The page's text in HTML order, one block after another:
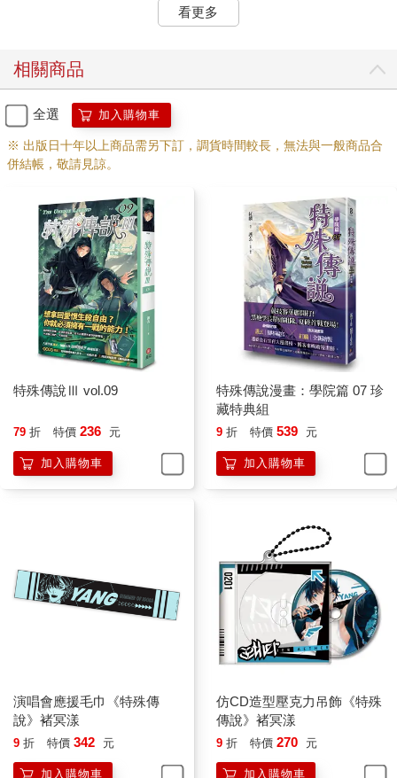
兩次機會中儘可能地將威脅拔除。」說得好像自己不是邪惡勢力
有一天會成為他們最懼怕的存在，甚至是毀滅者。」
「還很久呢……」走在前面的學長咕噥了句。
「是啊，也要你活得到那時候才行。」
打斷我們輕鬆交談的，是聽起來讓人非常不快的陰沉聲音，帶著
毫不遮掩的惡意，如同混合大量死亡生物的泥沼般的腐朽臭氣在
我們周邊蔓延開來，就算有結界保護，仍隱約可以感覺到那種難
忍的惡臭。
女子原本難得溫柔的神情立刻染上陰狠的肅殺之氣，迅雷不及掩
耳地揮出不知從哪裡拔出來的長刀同時，四周地面已打開深沉的
黑暗陣法，全都帶著可怕的殺戮之氣與濃重邪惡的血腥味。黑紅
色的刀尖點地時，覆蓋在我們上方的防禦性術法彈開平空往我們
砸下來的大量石塊，那些石塊又黑又尖，每個都有半間教室那麼
大，如果正面撞上絕對會被砸成肉醬。
轟隆隆的巨響掩蓋周圍所有聲音，雖然有結界，但我還是反射性
摀住耳朵，那種聲響實在讓人很不舒服，裡面還混雜一絲奇怪、
約莫兩、三秒後，周圍石塊瞬間化散成粉末被颶風清空，很快地
篷，與我之前看過的黑暗同盟黑術士打扮完全相同。
該說不愧是在獄界嗎，這開頭來打招呼的數量還真不少。
不過話說回來，既然現在是在獄界，那麼出現什麼都不會被白色
我輕輕按上手環，正想喚出米納斯時，周圍再度掀起另一種炙熱
的黑色氣息，察覺到力量感時，那些黑術士顯然有些忌憚。
如同地獄火般的黑紅色火焰從地上擴展而出，蔓延成一片火海
時，我們前方出現同樣色系的高大背影，火紅色長髮在熱氣中張
「你以為你能對付得了我們這些裂川王分享生命的黑術士嗎。」
帶著邪惡又冰冷的詭笑聲，七名黑術士完全不將來人放在眼中，
話還沒說完，火焰像被扭轉似地變形成怪異的形狀，接著迅速在
來襲的所有黑術士腳下燒起，直接打斷他們的嘲弄聲，連其他嚎
叫也一併終止。
看更多
相關商品
全選 加入購物車
※ 出版日十年以上商品需另下訂，調貨時間較長，無法與一般商品合
併結帳，敬請見諒。
特殊傳說Ⅲ vol.09
79 折 特價 236 元
加入購物車
特殊傳說漫畫：學院篇 07 珍
藏特典組
9 折 特價 539 元
加入購物車
演唱會應援毛巾《特殊傳
說》褚冥漾
9 折 特價 342 元
加入購物車
仿CD造型壓克力吊飾《特殊
傳說》褚冥漾
9 折 特價 270 元
加入購物車